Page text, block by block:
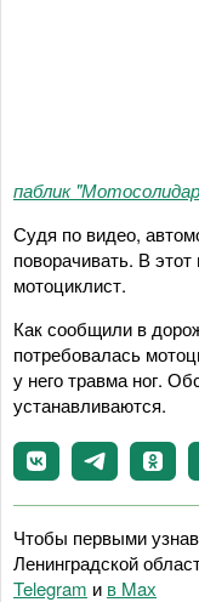
паблик
Судя по видео,
поворачивать. В
мотоциклист.
Как сообщили в
потребовалась
у него травма ног.
устанавливаются.
Чтобы первыми
Ленинградской
Telegram и в Maх